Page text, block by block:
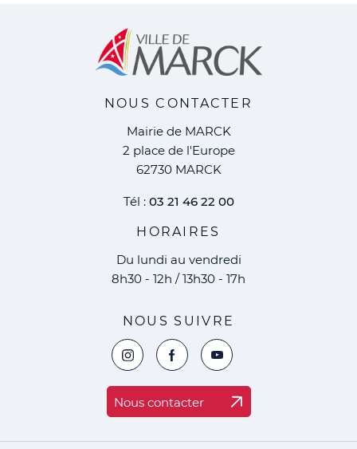
NOUS CONTACTER
Mairie de MARCK
2 place de l'Europe
62730 MARCK
Tél : 03 21 46 22 00
HORAIRES
Du lundi au vendredi
8h30 - 12h / 13h30 - 17h
NOUS SUIVRE
Voir la page Instagram de la ville de
Voir la page Facebook de la ville
Voir le compte YouTube
Nous contacter